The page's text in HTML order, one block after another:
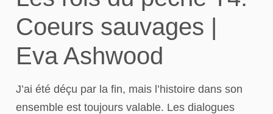
Coeurs sauvages |
Eva Ashwood
J’ai été déçu par la fin, mais l’histoire dans son
ensemble est toujours valable. Les dialogues